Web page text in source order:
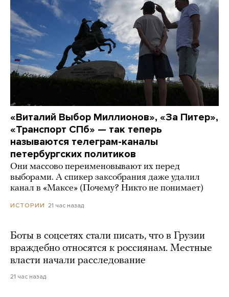
«Виталий Выбор Миллионов», «За Питер»,
«Транспорт СПб» — так теперь
называются телеграм-каналы
петербургских политиков
Они массово переименовывают их перед
выборами. А спикер заксобрания даже удалил
канал в «Максе» (Почему? Никто не понимает)
ИСТОРИИ 21 час назад
Боты в соцсетях стали писать, что в Грузии
враждебно относятся к россиянам. Местные
власти начали расследование
21 час назад